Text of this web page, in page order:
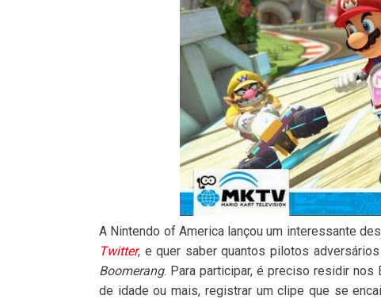
A Nintendo of America lançou um interessante
Twitter, e quer saber quantos pilotos
Boomerang. Para participar, é preciso residir nos
de idade ou mais, registrar um clipe que se